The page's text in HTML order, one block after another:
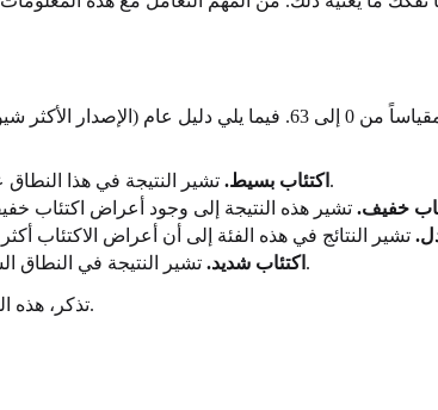
0-13: اكتئاب بسيط. تشير النتيجة في هذا النطاق عادةً إلى أنك تعاني من أعراض اكتئاب قليلة، إن وجدت، ذات أهمية. غالباً ما يعتبر هذا النطاق طبيعياً.
اكتئاب خفيف.
29-63: اكتئاب شديد. تشير النتيجة في النطاق الشديد إلى أعراض تسبب ضائقة كبيرة ومن المحتمل أن يكون لها تأثير كبير على قدرتك على العمل.
تذكر، هذه الفئات ليست تسميات نهائية ولكنها أدلة مفيدة. إنها توفر لغة لوصف ما تشعر به وأساساً لطلب الدعم المناسب.